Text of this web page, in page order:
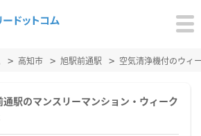
高知市 旭駅前通駅 空気清浄機付のウィ
駅のマンスリーマンション・ウィーク